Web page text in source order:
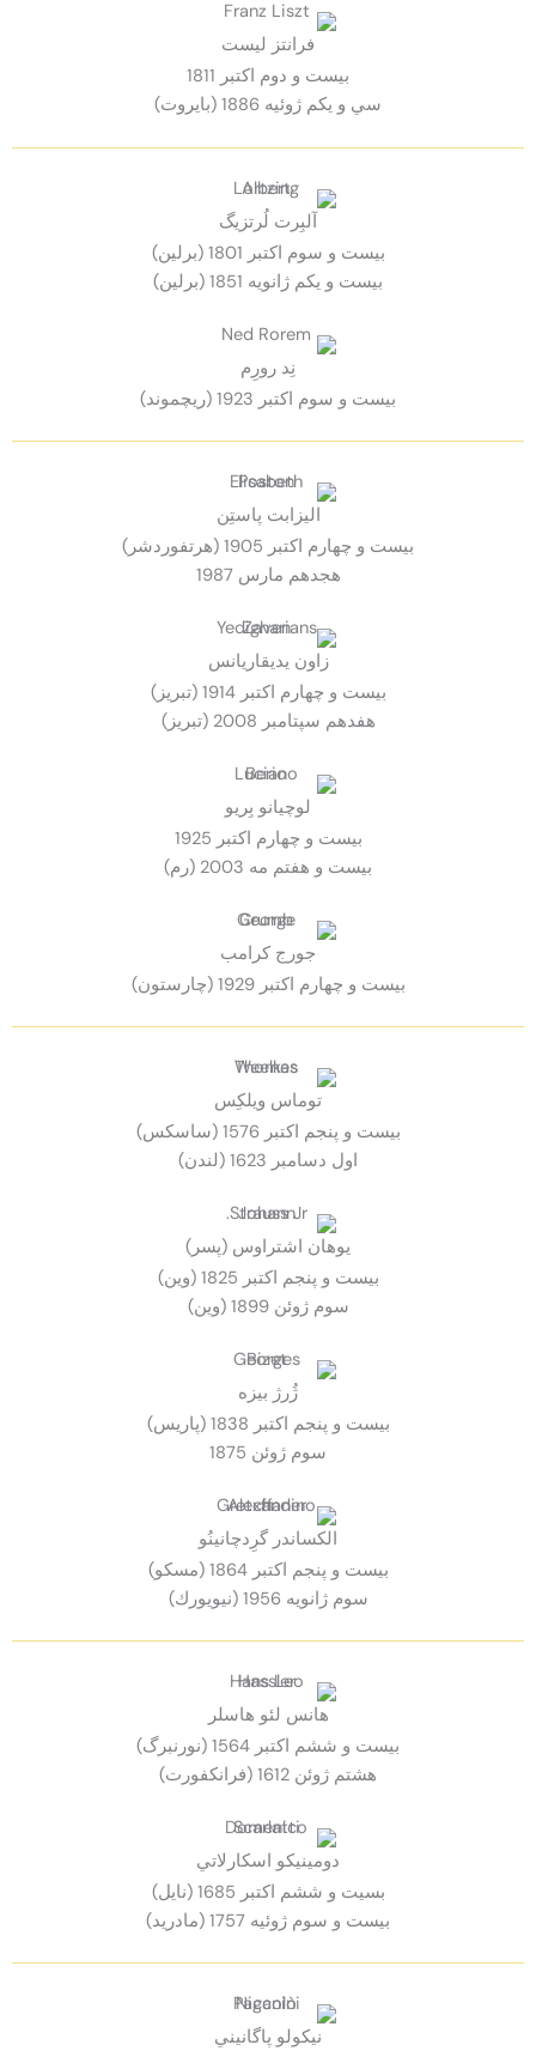
فرانتز ليست
بيست و دوم اكتبر 1811
سي و يكم ژوئيه 1886 (بايروت)
آلبِرت لُرتزيگ
بيست و سوم اكتبر 1801 (برلين)
بيست و يكم ژانويه 1851 (برلين)
نِد رورِم
بيست و سوم اكتبر 1923 (ريچموند)
اليزابت پاستِن
بيست و چهارم اكتبر 1905 (هرتفوردشر)
هجدهم مارس 1987
زاون يديقاريانس
بيست و چهارم اكتبر 1914 (تبريز)
هفدهم سپتامبر 2008 (تبريز)
لوچيانو بِريو
بيست و چهارم اكتبر 1925
بيست و هفتم مه 2003 (رم)
جورج كرامب
بيست و چهارم اكتبر 1929 (چارستون)
توماس ويلكِس
بيست و پنجم اكتبر 1576 (ساسكس)
اول دسامبر 1623 (لندن)
يوهان اشتراوس (پسر)
بيست و پنجم اكتبر 1825 (وين)
سوم ژوئن 1899 (وين)
ژُرژ بيزه
بيست و پنجم اكتبر 1838 (پاريس)
سوم ژوئن 1875
الكساندر گرِدچانينُو
بيست و پنجم اكتبر 1864 (مسكو)
سوم ژانويه 1956 (نيويورك)
هانس لئو هاسلر
بيست و ششم اكتبر 1564 (نورنبرگ)
هشتم ژوئن 1612 (فرانكفورت)
دومينيكو اسكارلاتي
بسيت و ششم اكتبر 1685 (نايل)
بيست و سوم ژوئيه 1757 (مادريد)
نيكولو پاگانيني